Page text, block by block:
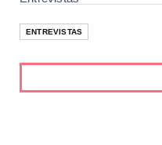
ENTREVISTAS